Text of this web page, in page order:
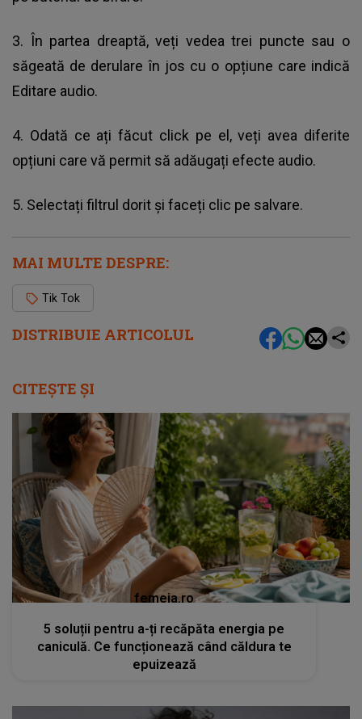
DISTRIBUIE ARTICOLUL
3. În partea dreaptă, veți vedea trei puncte sau o
săgeată de derulare în jos cu o opțiune care indică
Editare audio.
4. Odată ce ați făcut click pe el, veți avea diferite
opțiuni care vă permit să adăugați efecte audio.
5. Selectați filtrul dorit și faceți clic pe salvare.
MAI MULTE DESPRE:
Tik Tok
CITEȘTE ȘI
femeia.ro
5 soluții pentru a-ți recăpăta energia pe
caniculă. Ce funcționează când căldura te
epuizează